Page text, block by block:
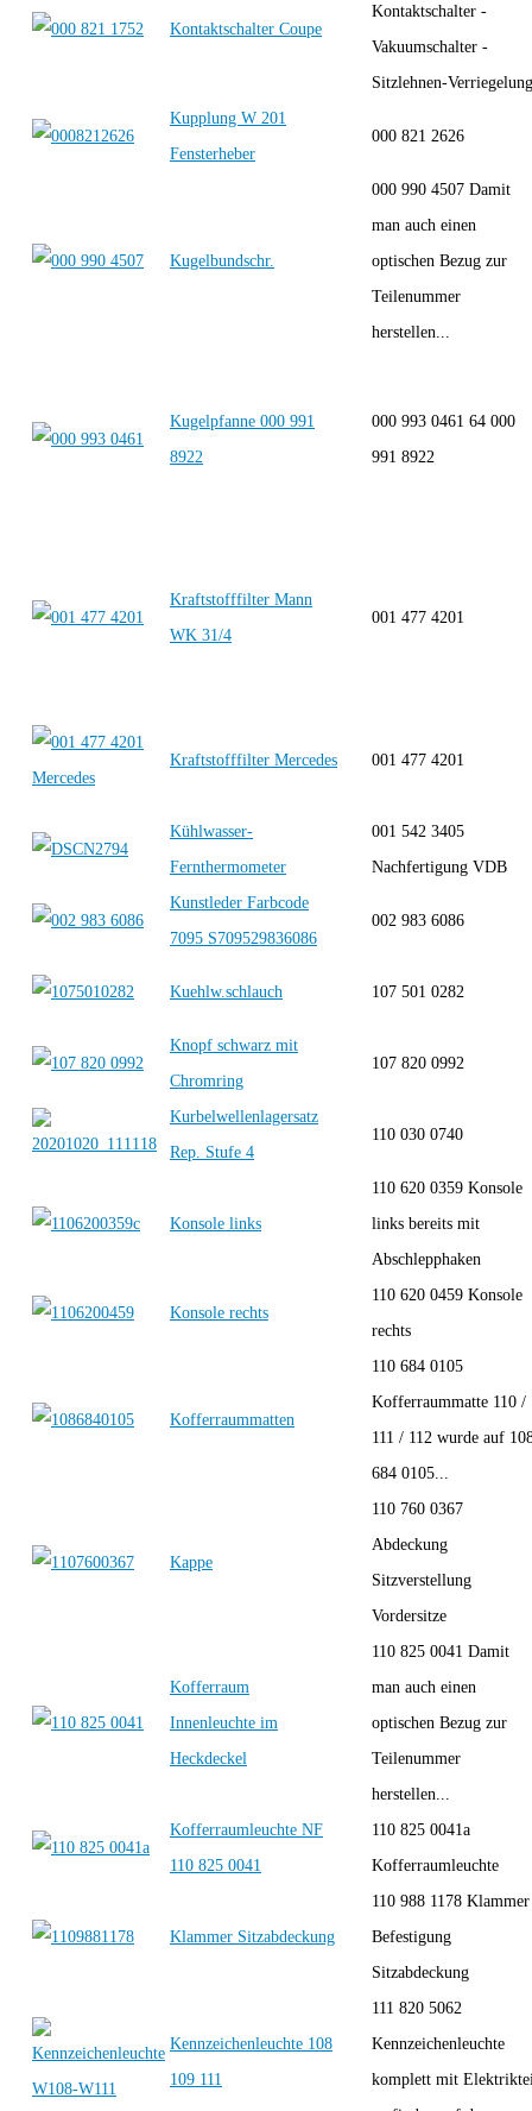
Kontaktschalter Coupe
Kontaktschalter -
Vakuumschalter -
Sitzlehnen-Verriegelung
Kupplung W 201
Fensterheber
000 821 2626
Kugelbundschr.
000 990 4507 Damit
man auch einen
optischen Bezug zur
Teilenummer
herstellen...
Kugelpfanne 000 991
8922
000 993 0461 64 000
991 8922
Kraftstofffilter Mann
WK 31/4
001 477 4201
Kraftstofffilter Mercedes 001 477 4201
Kühlwasser-
Fernthermometer
001 542 3405
Nachfertigung VDB
Kunstleder Farbcode
7095 S709529836086
002 983 6086
Kuehlw.schlauch 107 501 0282
Knopf schwarz mit
Chromring
107 820 0992
Kurbelwellenlagersatz
Rep. Stufe 4
110 030 0740
Konsole links
110 620 0359 Konsole
links bereits mit
Abschlepphaken
Konsole rechts
110 620 0459 Konsole
rechts
Kofferraummatten
110 684 0105
Kofferraummatte 110 /
111 / 112 wurde auf
684 0105...
Kappe
110 760 0367
Abdeckung
Sitzverstellung
Vordersitze
Kofferraum
Innenleuchte im
Heckdeckel
110 825 0041 Damit
man auch einen
optischen Bezug zur
Teilenummer
herstellen...
Kofferraumleuchte NF
110 825 0041
110 825 0041a
Kofferraumleuchte
Klammer Sitzabdeckung
110 988 1178 Klammer
Befestigung
Sitzabdeckung
Kennzeichenleuchte 108
109 111
111 820 5062
Kennzeichenleuchte
komplett mit